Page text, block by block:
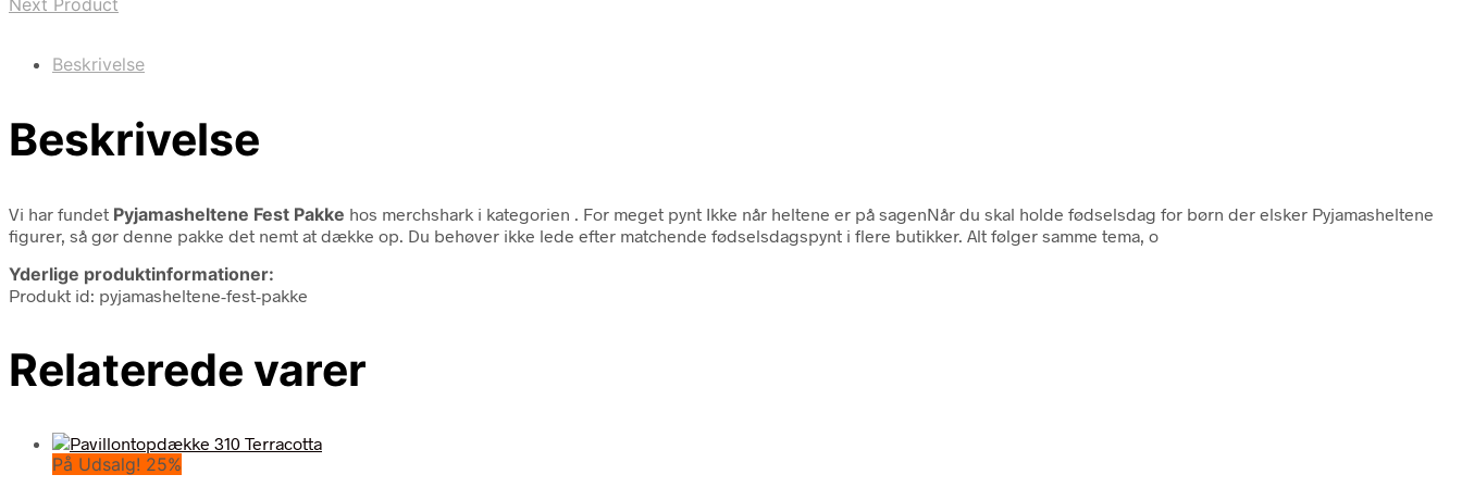
Beskrivelse
Beskrivelse
Vi har fundet Pyjamasheltene Fest Pakke hos merchshark i kategorien
. For meget pynt Ikke når heltene er på sagenNår du skal holde fødselsdag for børn der elsker Pyjamasheltene
figurer, så gør denne pakke det nemt at dække op. Du behøver ikke lede efter matchende fødselsdagspynt i flere butikker. Alt følger samme tema, o
Yderlige produktinformationer:
Produkt id: pyjamasheltene-fest-pakke
Relaterede varer
På Udsalg! 25%